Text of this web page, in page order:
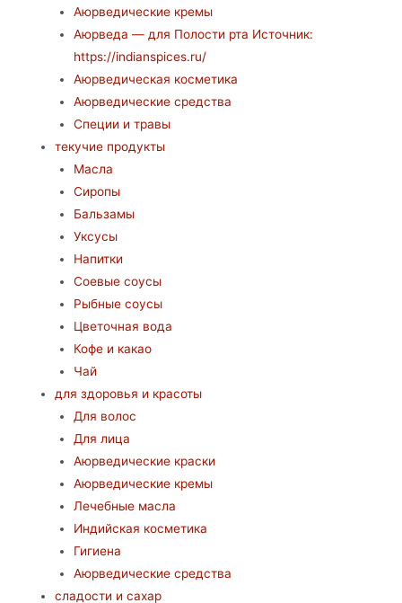
Аюрведические кремы
Аюрведа — для Полости рта Источник:
https://indianspices.ru/
Аюрведическая косметика
Аюрведические средства
Специи и травы
текучие продукты
Масла
Сиропы
Бальзамы
Уксусы
Напитки
Соевые соусы
Рыбные соусы
Цветочная вода
Кофе и какао
Чай
для здоровья и красоты
Для волос
Для лица
Аюрведические краски
Аюрведические кремы
Лечебные масла
Индийская косметика
Гигиена
Аюрведические средства
сладости и сахар